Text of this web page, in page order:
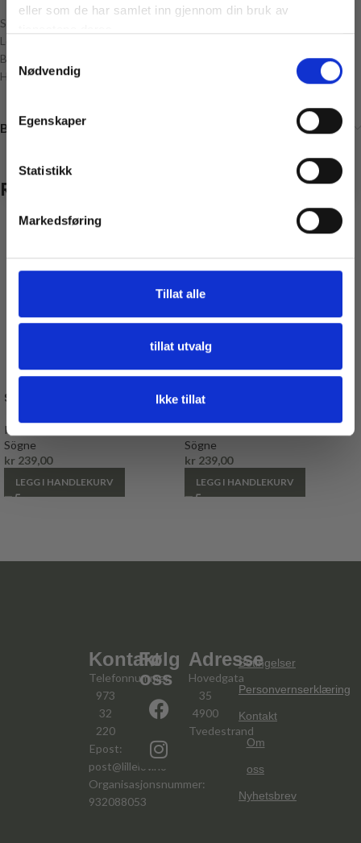
eller som de har samlet inn gjennom din bruk av
Nødvendig
Egenskaper
Statistikk
Markedsføring
Tillat alle
tillat utvalg
Ikke tillat
Størrelse:
Lengde: 8 cm
Bredde: 11 cm
Høyde: 8 cm
Brand
Relaterte produkter
Sögne krus – Hvilepuls
Kopper
Sögne
kr 239,00
LEGG I HANDLEKURV
Sögne krus – Hygge
Sögne
kr 239,00
LEGG I HANDLEKURV
Kontakt
Telefonnummer:
973
32
220
Epost:
post@lillelov.no
Organisasjonsnummer:
932088053
Følg
oss
Adresse
Hovedgata
35
4900
Tvedestrand
Betingelser
Personvernserklæring
Kontakt
Om
oss
Nyhetsbrev
Vil du ha
10% rabatt
Email